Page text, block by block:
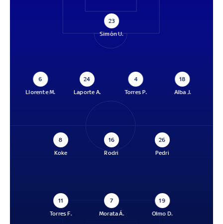
23
Simón U.
6
Llorente M.
24
Laporte A.
4
Torres P.
18
Alba J.
8
Koke
16
Rodri
26
Pedri
11
Torres F.
7
Morata Á.
19
Olmo D.